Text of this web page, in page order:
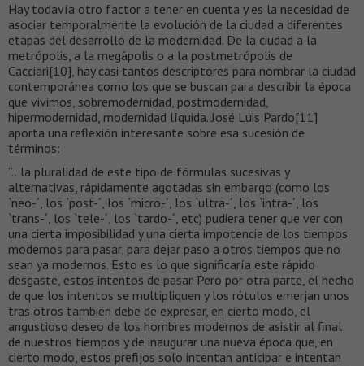
Hay todavía otro factor a tener en cuenta y es la necesidad de
asociar temporalmente la evolución de la ciudad a diferentes
etapas del desarrollo de la modernidad. De la ciudad a la
metrópolis, a la megápolis o a la postmetrópolis de
Cacciari[10], hay casi tantos descriptores para nombrar la ciudad
contemporánea como los que se buscan para describir la época
que vivimos, sobremodernidad, postmodernidad,
hipermodernidad, modernidad líquida. José Luis Pardo[11]
aporta una reflexión interesante sobre esa sucesión de
términos:
“…la pluralidad de este tipo de fórmulas sucesivas y
alternativas, rápidamente agotadas sin embargo (como los
`neo-´, los `post-´, los `micro-´, los `ultra-´, los `intra-´, los
`trans-´, los `tele-´, los `tardo-´, etc) pudiera tener que ver con
una cierta imposibilidad y una cierta impotencia de los tiempos
modernos para pasar, para dejar paso a otros tiempos que no
sean ya modernos. Esto es lo que significaría este rápido
desgaste, estos intentos de pasar. Pero por otra parte, el hecho
de que los intentos se multipliquen y los rótulos emerjan unos
tras otros también debe de expresar, en cierto modo, el
angustioso deseo de los hombres modernos de asistir al final
de nuestros tiempos y de inaugurar una nueva época que, en
cierto modo, estos prefijos solo intentan anticipar e intentan